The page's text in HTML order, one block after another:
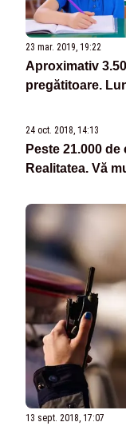
23 mar. 2019, 19:22
Aproximativ
pregătitoare.
24 oct. 2018, 14:13
Peste 21.000
Realitatea. Vă
13 sept. 2018, 17:07